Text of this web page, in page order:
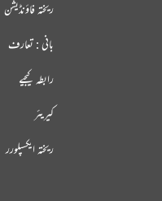
ریختہ فاؤنڈیشن
بانی : تعارف
رابطہ کیجیے
کیریئر
ریختہ ایکسپلورر